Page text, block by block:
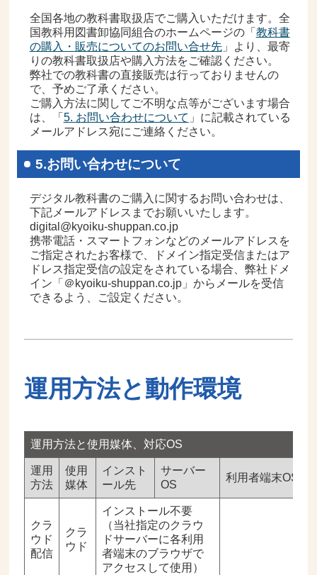
全国各地の教科書取扱店でご購入いただけます。全
国教科用図書卸協同組合のホームページの「 教科書
の購入・販売についてのお問い合せ先」より、最寄
りの教科書取扱店や購入方法をご確認ください。
弊社での教科書の直接販売は行っておりませんの
で、予めご了承ください。
ご購入方法に関してご不明な点等がございます場合
は、「 5. お問い合わせについて 」に記載されている
メールアドレス宛にご連絡ください。
5.お問い合わせについて
デジタル教科書のご購入に関するお問い合わせは、
下記メールアドレスまでお願いいたします。
digital@kyoiku-shuppan.co.jp
携帯電話・スマートフォンなどのメールアドレスを
ご指定されたお客様で、ドメイン指定受信またはア
ドレス指定受信の設定をされている場合、弊社ドメ
イン「＠kyoiku-shuppan.co.jp」からメールを受信
できるよう、ご設定ください。
運用方法と動作環境
運用方法と使用媒体、対応OS
運用
方法
使用
媒体
インスト
ール先
サーバー
OS
利用者端末OS
クラ
ウド
配信
クラ
ウド
インストール不要
（当社指定のクラウ
ドサーバーに各利用
者端末のブラウザで
アクセスして使用）